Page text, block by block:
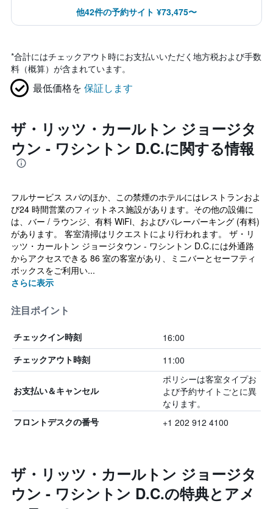
他42件の予約サイト ¥73,475〜
*合計にはチェックアウト時にお支払いいただく地方税および手数
料（概算）が含まれています。
最低価格を 保証します
ザ・リッツ・カールトン ジョージタ
ウン - ワシントン D.C.に関する情報
フルサービス スパのほか、この禁煙のホテルにはレストランおよ
び24 時間営業のフィットネス施設があります。その他の設備に
は、バー / ラウンジ、有料 WiFi、およびバレーパーキング (有料)
があります。 客室清掃はリクエストにより行われます。 ザ・リ
ッツ・カールトン ジョージタウン - ワシントン D.C.には外通路
からアクセスできる 86 室の客室があり、ミニバーとセーフティ
ボックスをご利用い...
さらに表示
注目ポイント
チェックイン時刻 16:00
チェックアウト時刻 11:00
お支払い＆キャンセル
ポリシーは客室タイプお
よび予約サイトごとに異
なります。
フロントデスクの番号 +1 202 912 4100
ザ・リッツ・カールトン ジョージタ
ウン - ワシントン D.C.の特典とアメ